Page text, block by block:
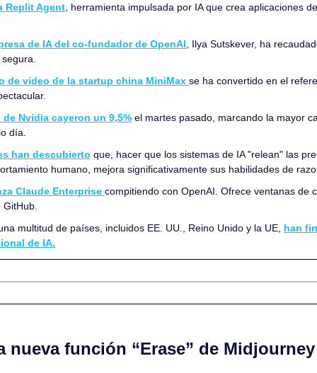
Replit Agent, herramienta impulsada por IA que crea aplicaciones
de IA del co-fundador de OpenAI , Ilya Sutskever, ha
de video de la startup china MiniMax se ha convertido en el
Nvidia cayeron un 9,5% el martes pasado, marcando la mayor
día.
han descubierto que, hacer que los sistemas de IA "relean" las
humano, mejora significativamente sus habilidades de
Claude Enterprise compitiendo con OpenAI. Ofrece ventanas de
multitud de países, incluidos EE. UU., Reino Unido y la UE, han
de IA.
nueva función “Erase” de Midjourney